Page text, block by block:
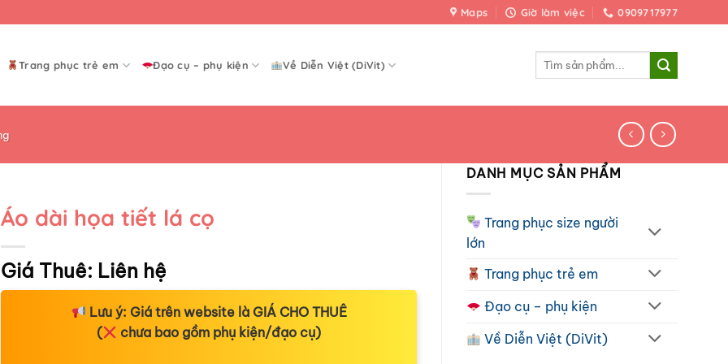
Maps Giờ làm việc 0909717977
Trang phục trẻ em Đạo cụ – phụ kiện Về Diễn Việt (DiVit)
Tìm
DANH MỤC SẢN PHẨM
Trang phục size người
lớn
Trang phục trẻ em
Đạo cụ – phụ kiện
Về Diễn Việt (DiVit)
Áo dài họa tiết lá cọ
Giá Thuê: Liên hệ
Lưu ý: Giá trên website là GIÁ CHO THUÊ
(
chưa bao gồm phụ kiện/đạo cụ)